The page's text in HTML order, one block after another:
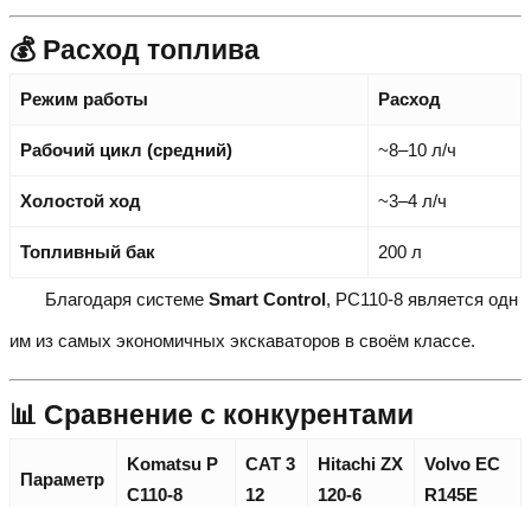
💰 Расход топлива
Режим работы Расход
Рабочий цикл (средний) ~8–10 л/ч
Холостой ход ~3–4 л/ч
Топливный бак 200 л
Благодаря системе Smart Control, PC110-8 является одн
им из самых экономичных экскаваторов в своём классе.
📊 Сравнение с конкурентами
Параметр
Komatsu P
C110-8
CAT 3
12
Hitachi ZX
120-6
Volvo EC
R145E